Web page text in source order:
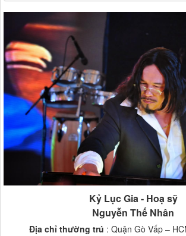
Kỷ Lục Gia - Hoạ sỹ
Nguyễn Thế Nhân
Địa chỉ thường trú : Quận Gò Vấp –